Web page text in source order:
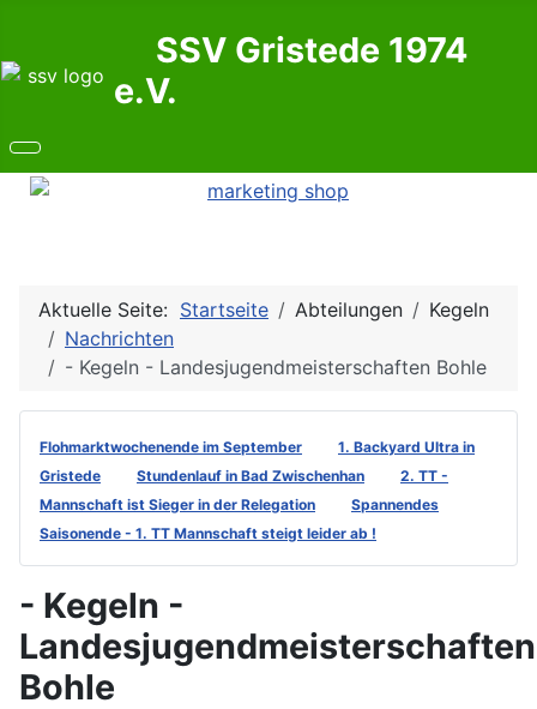
SSV Gristede 1974
e.V.
Aktuelle Seite: Startseite Abteilungen
Kegeln
Nachrichten
- Kegeln - Landesjugendmeisterschaften Bohle
Flohmarktwochenende im September
1. Backyard Ultra in
Gristede
Stundenlauf in Bad Zwischenhan
2. TT -
Mannschaft ist Sieger in der Relegation
Spannendes
Saisonende - 1. TT Mannschaft steigt leider ab !
- Kegeln -
Landesjugendmeisterschaften
Bohle